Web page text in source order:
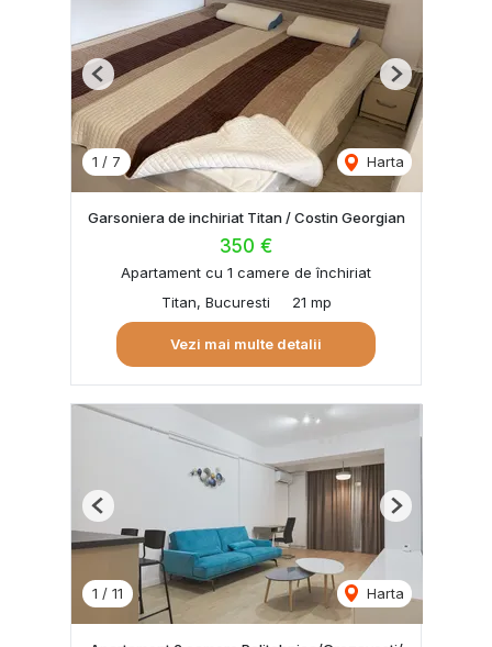
1 / 7 Harta
Previous Next
Garsoniera de inchiriat Titan / Costin Georgian
350 €
Apartament cu 1 camere de închiriat
Titan, Bucuresti
21 mp
Vezi mai multe detalii
1 / 11 Harta
Previous Next